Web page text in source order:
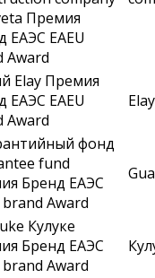
Elay